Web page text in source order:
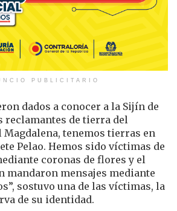
PUBLICITARIO
dados a conocer a la Sijín de
reclamantes de tierra del
Magdalena, tenemos tierras en
Pelao. Hemos sido víctimas de
coronas de flores y el
mandaron mensajes mediante
sostuvo una de las víctimas, la
de su identidad.